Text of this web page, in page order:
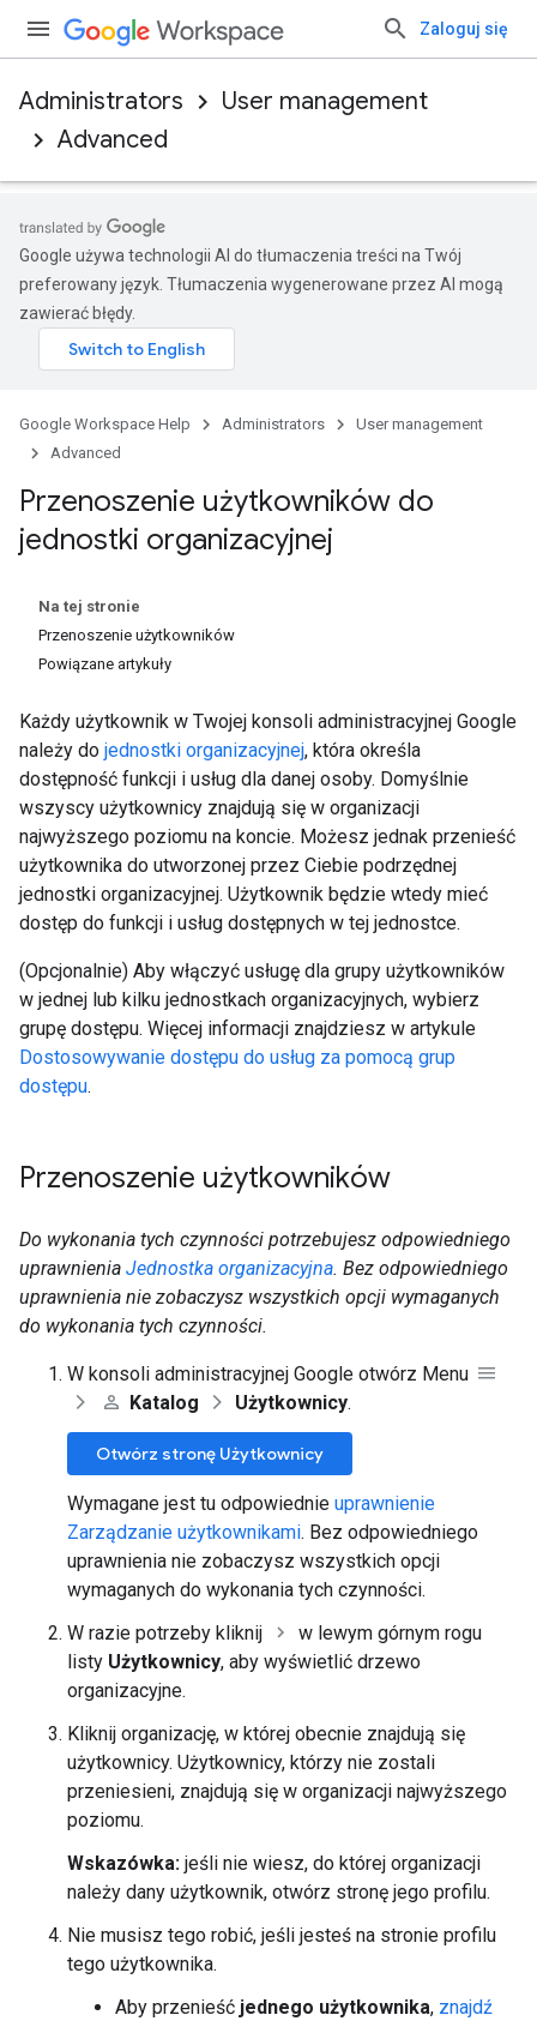
Zaloguj się
Administrators
User management
Advanced
Google używa technologii AI do tłumaczenia treści na Twój
preferowany język. Tłumaczenia wygenerowane przez AI mogą
zawierać błędy.
Google Workspace Help Administrators
User management
Advanced
Przenoszenie użytkowników do
jednostki organizacyjnej
Na tej stronie
Przenoszenie użytkowników
Powiązane artykuły
Każdy użytkownik w Twojej konsoli administracyjnej Google
należy do jednostki organizacyjnej, która określa
dostępność funkcji i usług dla danej osoby. Domyślnie
wszyscy użytkownicy znajdują się w organizacji
najwyższego poziomu na koncie. Możesz jednak przenieść
użytkownika do utworzonej przez Ciebie podrzędnej
jednostki organizacyjnej. Użytkownik będzie wtedy mieć
dostęp do funkcji i usług dostępnych w tej jednostce.
(Opcjonalnie) Aby włączyć usługę dla grupy użytkowników
w jednej lub kilku jednostkach organizacyjnych, wybierz
grupę dostępu. Więcej informacji znajdziesz w artykule
Dostosowywanie dostępu do usług za pomocą grup
dostępu.
Przenoszenie użytkowników
Do wykonania tych czynności potrzebujesz odpowiedniego
uprawnienia Jednostka organizacyjna. Bez odpowiedniego
uprawnienia nie zobaczysz wszystkich opcji wymaganych
do wykonania tych czynności.
W konsoli administracyjnej Google otwórz Menu
Katalog
Użytkownicy.
Otwórz stronę Użytkownicy
Wymagane jest tu odpowiednie uprawnienie
Zarządzanie użytkownikami. Bez odpowiedniego
uprawnienia nie zobaczysz wszystkich opcji
wymaganych do wykonania tych czynności.
W razie potrzeby kliknij
w lewym górnym rogu
listy Użytkownicy, aby wyświetlić drzewo
organizacyjne.
Kliknij organizację, w której obecnie znajdują się
użytkownicy. Użytkownicy, którzy nie zostali
przeniesieni, znajdują się w organizacji najwyższego
poziomu.
Wskazówka: jeśli nie wiesz, do której organizacji
należy dany użytkownik, otwórz stronę jego profilu.
Nie musisz tego robić, jeśli jesteś na stronie profilu
tego użytkownika.
Aby przenieść jednego użytkownika, znajdź